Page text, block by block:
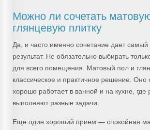
Можно ли сочетать
глянцевую плитку
Да, и часто именно сочетание дает самый
результат. Не обязательно выбирать
для всего помещения. Матовый пол и
классическое и практичное решение. Оно
хорошо работает в ванной и на кухне, где
выполняют разные задачи.
Еще один хороший прием — спокойная